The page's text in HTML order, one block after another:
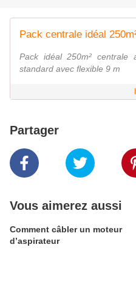
Pack idéal 250m²
standard avec flexible 9 m
Partager
Vous aimerez aussi
Comment câbler un moteur
d’aspirateur